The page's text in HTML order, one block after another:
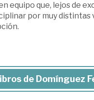
equipo que, lejos de
por muy distintas
de Domínguez